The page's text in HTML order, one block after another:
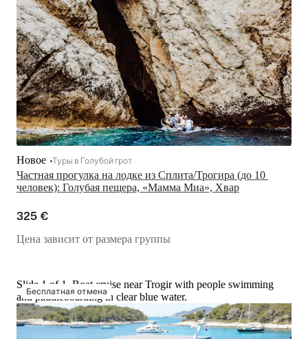
Частная прогулка на лодке из Сплита/Трогира (до 10
человек): Голубая пещера, «Мамма Миа», Хвар
Новое Туры в Голубой грот
325 €
Цена зависит от размера группы
Бесплатная отмена
Slide 1 of 1, Boat cruise near Trogir with people swimming
and paddleboarding in clear blue water.